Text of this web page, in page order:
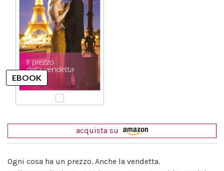
acquista su
Ogni cosa ha un prezzo. Anche la vendetta.